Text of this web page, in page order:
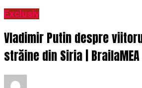
Exclusiv
Vladimir Putin despre
străine din Siria | BrailaMEA